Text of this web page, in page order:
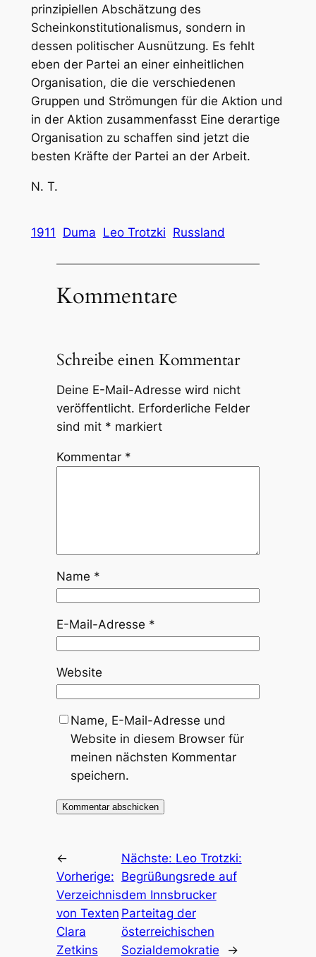
prinzipiellen Abschätzung des
Scheinkonstitutionalismus, sondern in
dessen politischer Ausnützung. Es fehlt
eben der Partei an einer einheitlichen
Organisation, die die verschiedenen
Gruppen und Strömungen für die Aktion und
in der Aktion zusammenfasst Eine derartige
Organisation zu schaffen sind jetzt die
besten Kräfte der Partei an der Arbeit.
N. T.
1911 Duma Leo Trotzki Russland
Kommentare
Schreibe einen Kommentar
Deine E-Mail-Adresse wird nicht
veröffentlicht. Erforderliche Felder
sind mit * markiert
Kommentar *
Name *
E-Mail-Adresse *
Website
Name, E-Mail-Adresse und
Website in diesem Browser für
meinen nächsten Kommentar
speichern.
←
Vorherige:
Verzeichnis
von Texten
Clara
Zetkins
Nächste: Leo Trotzki:
Begrüßungsrede auf
dem Innsbrucker
Parteitag der
österreichischen
Sozialdemokratie
→